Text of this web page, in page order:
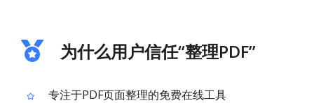
为什么用户信任“整理PDF”
专注于PDF页面整理的免费在线工具